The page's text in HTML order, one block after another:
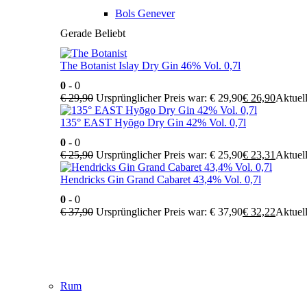
Bols Genever
Gerade Beliebt
The Botanist Islay Dry Gin 46% Vol. 0,7l
0 - 0
€29,90 Ursprünglicher Preis war: € 29,90€ 26,90
135° EAST Hyōgo Dry Gin 42% Vol. 0,7l
0 - 0
€25,90 Ursprünglicher Preis war: € 25,90€ 23,31
Hendricks Gin Grand Cabaret 43,4% Vol. 0,7l
0 - 0
€37,90 Ursprünglicher Preis war: € 37,90€ 32,22
Rum